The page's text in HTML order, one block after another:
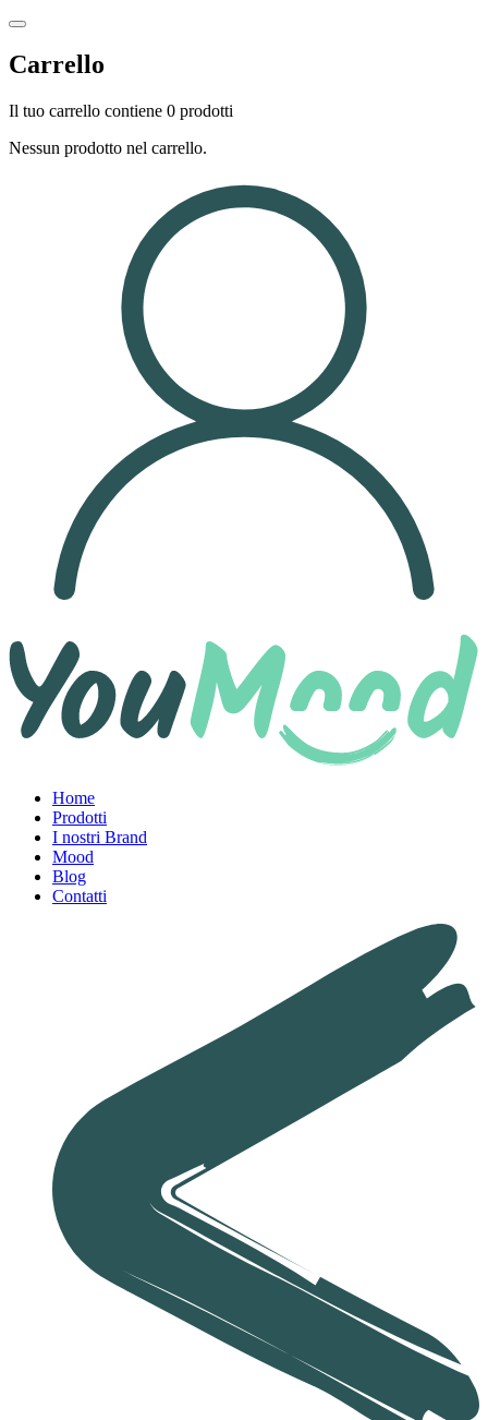
Carrello
Il tuo carrello contiene 0 prodotti
Nessun prodotto nel carrello.
Home
Prodotti
I nostri Brand
Mood
Blog
Contatti